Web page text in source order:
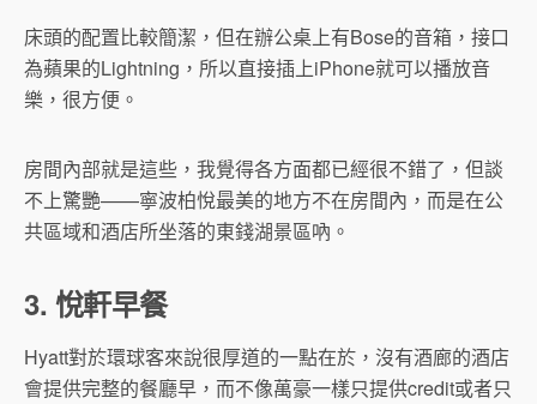
床頭的配置比較簡潔，但在辦公桌上有Bose的音箱，接口
為蘋果的Lightning，所以直接插上iPhone就可以播放音
樂，很方便。
房間內部就是這些，我覺得各方面都已經很不錯了，但談
不上驚艷——寧波柏悅最美的地方不在房間內，而是在公
共區域和酒店所坐落的東錢湖景區吶。
3. 悅軒早餐
Hyatt對於環球客來說很厚道的一點在於，沒有酒廊的酒店
會提供完整的餐廳早，而不像萬豪一樣只提供credit或者只